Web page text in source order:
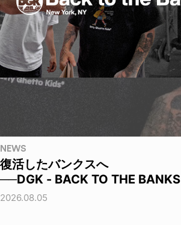
NEWS
復活したバンクスへ
──DGK - BACK TO THE BANKS
2026.08.05